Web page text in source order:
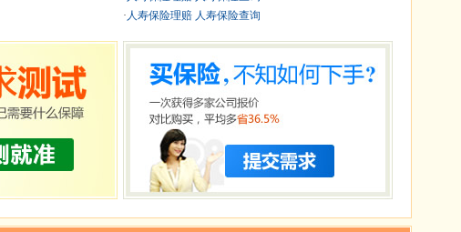
· 人寿保险理赔 人寿保险查询